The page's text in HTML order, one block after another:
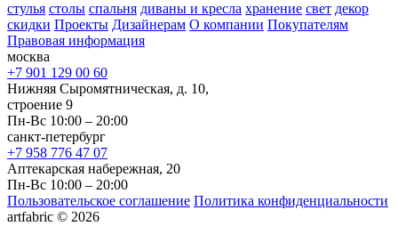
стулья столы спальня диваны и кресла хранение свет декор
скидки Проекты Дизайнерам О компании Покупателям
Правовая информация
москва
+7 901 129 00 60
Нижняя Сыромятническая, д. 10,
строение 9
Пн-Вс 10:00 – 20:00
санкт-петербург
+7 958 776 47 07
Аптекарская набережная, 20
Пн-Вс 10:00 – 20:00
Пользовательское соглашение Политика конфиденциальности
artfabric © 2026